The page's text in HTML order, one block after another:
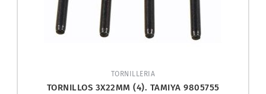
TORNILLERIA
TORNILLOS 3X22MM (4). TAMIYA 9805755